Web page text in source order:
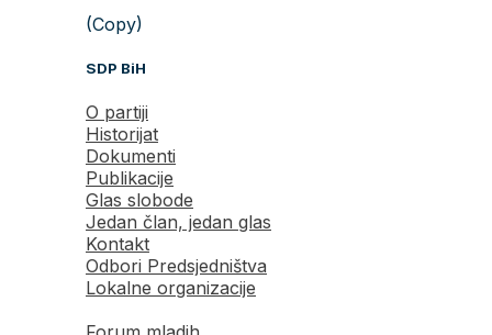
(Copy)
SDP BiH
O partiji
Historijat
Dokumenti
Publikacije
Glas slobode
Jedan član, jedan glas
Kontakt
Odbori Predsjedništva
Lokalne organizacije